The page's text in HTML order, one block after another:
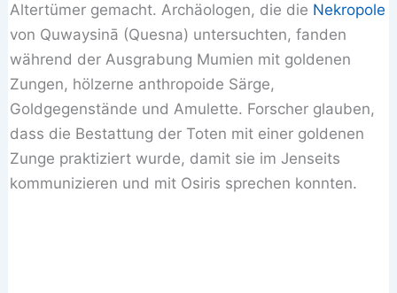
Altertümer gemacht. Archäologen, die die Nekropole
von Quwaysinā (Quesna) untersuchten, fanden
während der Ausgrabung Mumien mit goldenen
Zungen, hölzerne anthropoide Särge,
Goldgegenstände und Amulette. Forscher glauben,
dass die Bestattung der Toten mit einer goldenen
Zunge praktiziert wurde, damit sie im Jenseits
kommunizieren und mit Osiris sprechen konnten.